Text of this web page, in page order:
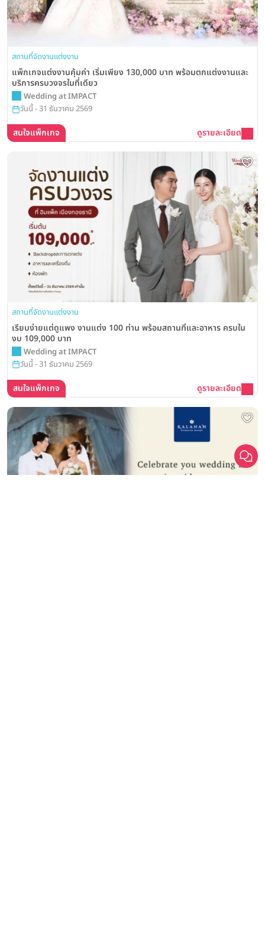
สถานที่จัดงานแต่งงาน
แพ็กเกจแต่งงานคุ้มค่า เริ่มเพียง 130,000 บาท พร้อมตกแต่งงานและ
บริการครบวงจรในที่เดียว
Wedding at IMPACT
วันนี้ - 31 ธันวาคม 2569
สนใจแพ็กเกจ ดูรายละเอียด
สถานที่จัดงานแต่งงาน
เรียบง่ายแต่ดูแพง งานแต่ง 100 ท่าน พร้อมสถานที่และอาหาร ครบใน
งบ 109,000 บาท
Wedding at IMPACT
วันนี้ - 31 ธันวาคม 2569
สนใจแพ็กเกจ ดูรายละเอียด